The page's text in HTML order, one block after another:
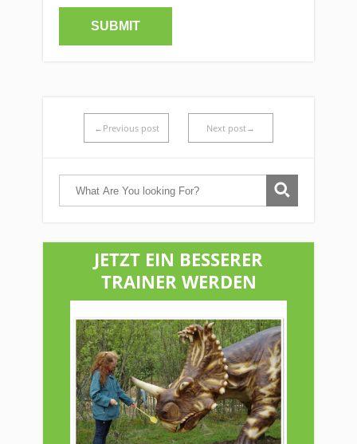
←Previous post Next post→
JETZT EIN BESSERER
TRAINER WERDEN